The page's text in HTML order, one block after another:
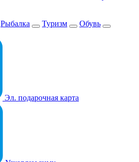
Рыбалка Туризм
Обувь
Эл. подарочная карта